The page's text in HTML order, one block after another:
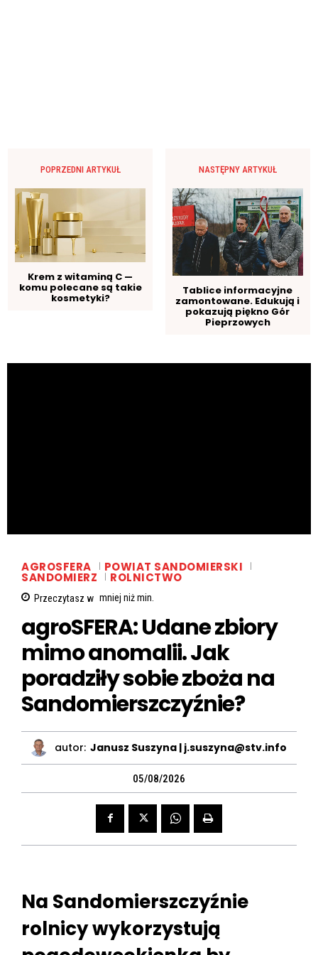
POPRZEDNI ARTYKUŁ
Krem z witaminą C —
komu polecane są takie
kosmetyki?
NASTĘPNY ARTYKUŁ
Tablice informacyjne
zamontowane. Edukują i
pokazują piękno Gór
Pieprzowych